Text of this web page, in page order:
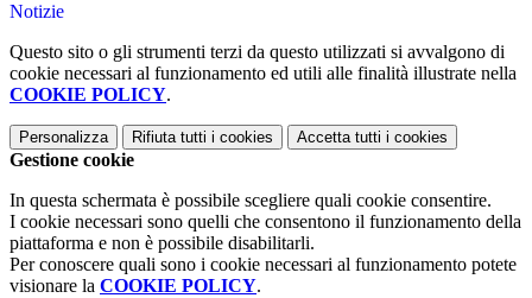
Notizie
Questo sito o gli strumenti terzi da questo utilizzati si avvalgono di
cookie necessari al funzionamento ed utili alle finalità illustrate nella
COOKIE POLICY.
Personalizza Rifiuta tutti i cookies Accetta tutti i cookies
Gestione cookie
In questa schermata è possibile scegliere quali cookie consentire.
I cookie necessari sono quelli che consentono il funzionamento della
piattaforma e non è possibile disabilitarli.
Per conoscere quali sono i cookie necessari al funzionamento potete
visionare la COOKIE POLICY.